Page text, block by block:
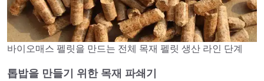
바이오매스 펠릿을 만드는 전체 목재 펠릿 생산 라인 단계
톱밥을 만들기 위한 목재 파쇄기